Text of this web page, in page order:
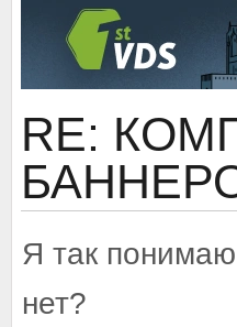
RE:
Я так
нет?